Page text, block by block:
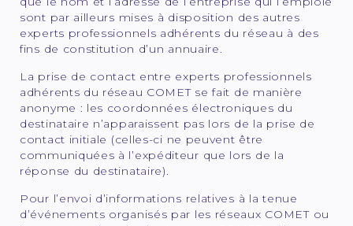
sont par ailleurs mises à disposition des autres
experts professionnels adhérents du réseau à des
fins de constitution d’un annuaire.
La prise de contact entre experts professionnels
adhérents du réseau COMET se fait de manière
anonyme : les coordonnées électroniques du
destinataire n’apparaissent pas lors de la prise de
contact initiale (celles-ci ne peuvent être
communiquées à l’expéditeur que lors de la
réponse du destinataire).
Pour l’envoi d’informations relatives à la tenue
d’événements organisés par les réseaux COMET ou